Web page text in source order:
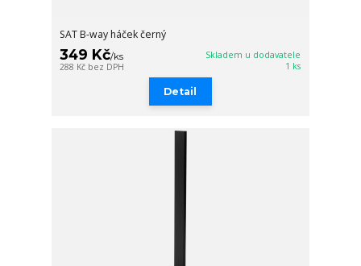
SAT B-way háček černý
349 Kč/ks
288 Kč bez DPH
Skladem u dodavatele
1 ks
Detail